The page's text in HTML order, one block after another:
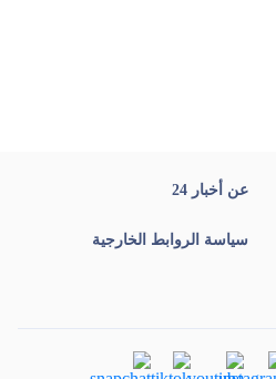
عن أخبار 24
سياسة الروابط الخارجية